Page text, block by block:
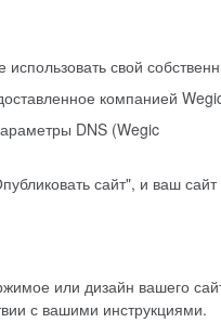
свой
компанией
DNS (Wegic
сайт", и ваш сайт
или дизайн вашего
с вашими инструкциями.